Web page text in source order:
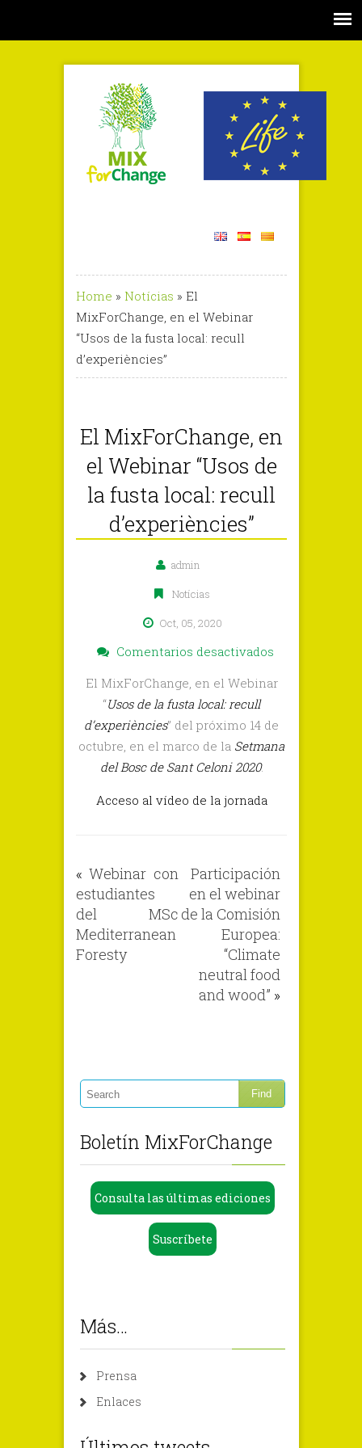
Home » Notícias » El
MixForChange, en el Webinar
“Usos de la fusta local: recull
d’experiències”
El MixForChange, en
el Webinar “Usos de
la fusta local: recull
d’experiències”
admin
Notícias
Oct, 05, 2020
Comentarios desactivados
el
Webinar
recull
El MixForChange, en el Webinar
“Usos de la fusta local: recull
d’experiències” del próximo 14 de
octubre, en el marco de la Setmana
del Bosc de Sant Celoni 2020.
Acceso al vídeo de la jornada
«Webinar con
estudiantes
del MSc
Mediterranean
Foresty
Participación
en el webinar
de la Comisión
Europea:
“Climate
neutral food
and wood” »
Boletín MixForChange
Consulta las últimas ediciones
Suscríbete
Más…
Prensa
Enlaces